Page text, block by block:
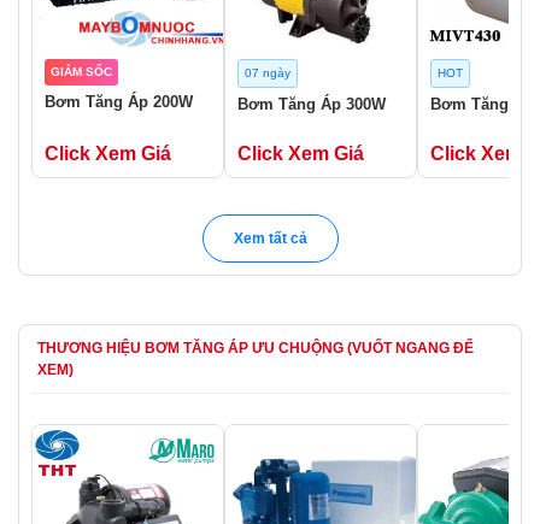
GIẢM SỐC
Bơm Tăng Áp 200W
Click Xem Giá
07 ngày
Bơm Tăng Áp 300W
Click Xem Giá
HOT
Bơm Tăng Áp
Click Xem
Xem tất cả
THƯƠNG HIỆU BƠM TĂNG ÁP ƯU CHUỘNG (VUỐT NGANG ĐỂ
XEM)